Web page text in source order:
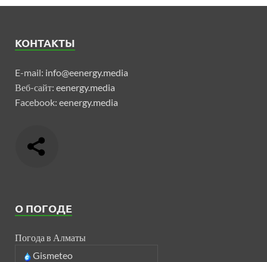
КОНТАКТЫ
E-mail: info@eenergy.media
Веб-сайт: eenergy.media
Facebook: eenergy.media
О ПОГОДЕ
Погода в Алматы
Gismeteo